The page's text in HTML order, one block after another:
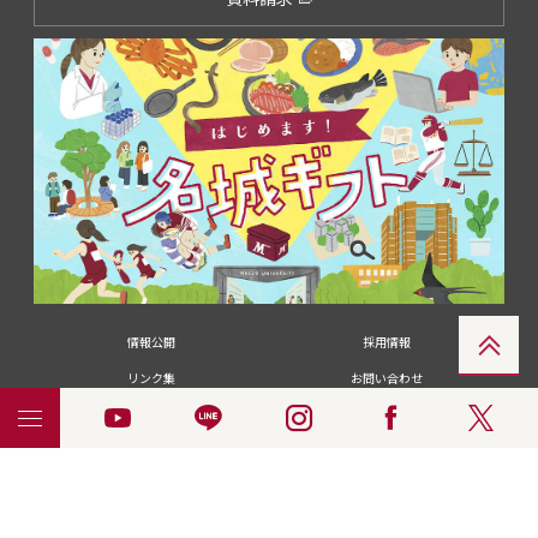
情報公開
採用情報
リンク集
お問い合わせ
メディアの皆さま
卒業生の皆さま